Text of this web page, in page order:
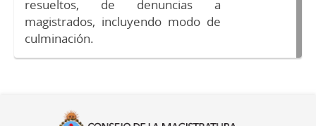
resueltos, de denuncias a
magistrados, incluyendo modo de
culminación.